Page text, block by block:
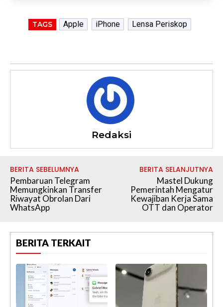
TAGS Apple iPhone Lensa Periskop
Redaksi
BERITA SEBELUMNYA
Pembaruan Telegram
Memungkinkan Transfer
Riwayat Obrolan Dari
WhatsApp
BERITA SELANJUTNYA
Mastel Dukung
Pemerintah Mengatur
Kewajiban Kerja Sama
OTT dan Operator
BERITA TERKAIT